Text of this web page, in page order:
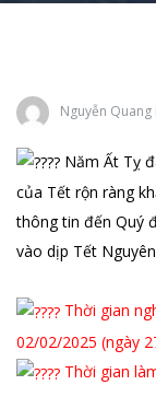
Nguyễn Quang
Năm Ất Tỵ
của Tết rộn ràng
thông tin đến Quý
vào dịp Tết
Thời gian
02/02/2025 (ngày
Thời gian